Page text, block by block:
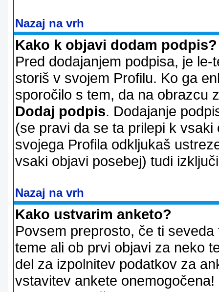
Nazaj na vrh
Kako k objavi dodam podpis?
Pred dodajanjem podpisa, je
storiš v svojem Profilu. Ko ga
sporočilo s tem, da na obrazcu
Dodaj podpis. Dodajanje
(se pravi da se ta prilepi k
svojega Profila odkljukaš
vsaki objavi posebej) tudi
Nazaj na vrh
Kako ustvarim anketo?
Povsem preprosto, če ti
teme ali ob prvi objavi za neko
del za izpolnitev podatkov za
vstavitev ankete